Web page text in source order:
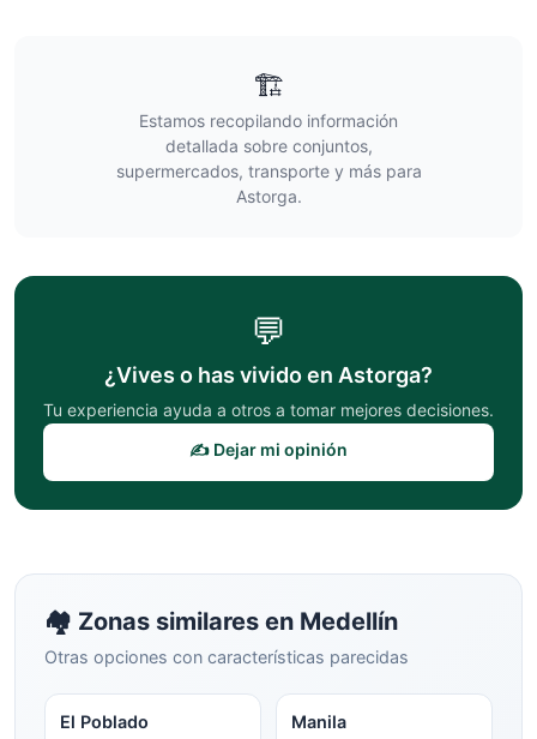
🏗️
Estamos recopilando información
detallada sobre conjuntos,
supermercados, transporte y más para
Astorga.
💬
¿Vives o has vivido en Astorga?
Tu experiencia ayuda a otros a tomar mejores decisiones.
✍️ Dejar mi opinión
🏘️ Zonas similares en Medellín
Otras opciones con características parecidas
El Poblado Manila